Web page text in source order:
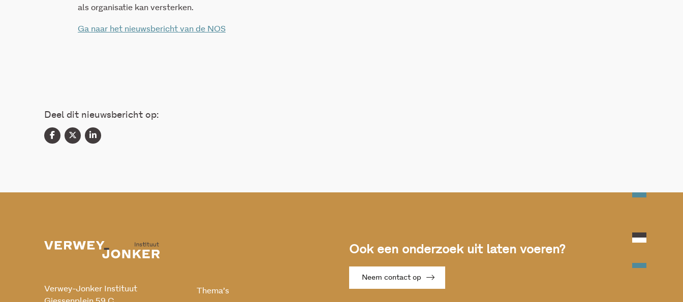
als organisatie kan versterken.
Ga naar het nieuwsbericht van de NOS
Deel dit nieuwsbericht op:
Verwey-Jonker Instituut
Thema’s
Ook een onderzoek uit laten voeren?
Neem contact op